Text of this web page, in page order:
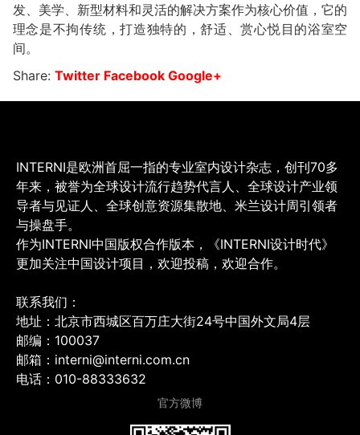
发、美学、新型材料和灵活的解决方案作为核心价值，它的
理念是不拘传统，打造独特的，舒适、赏心悦目的浴室空
间。
Share: Twitter Facebook Google+
INTERNI是欧洲首屈一指的专业室内设计杂志，创刊70多
年来，被誉为全球设计流行趋势代言人、全球设计产业领
导者与见证人、全球创意资源集散地、米兰设计周引领者
与操盘手。
作为INTERNI中国版权合作版本，《INTERNI设计时代》
更加关注中国设计项目，欢迎投稿，欢迎合作。
联系我们：
地址：北京市西城区百万庄大街24号中国外文局4层
邮编：100037
邮箱：interni@interni.com.cn
电话：010-88333632
官方微博